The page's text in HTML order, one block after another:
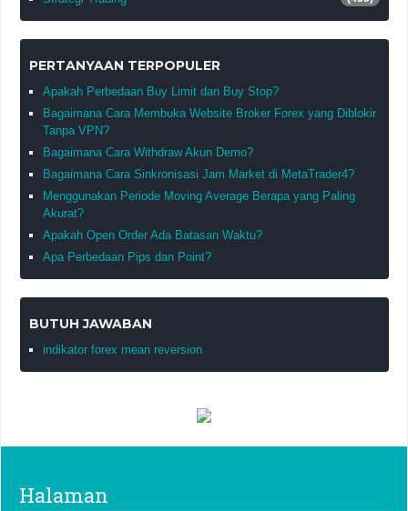
PERTANYAAN TERPOPULER
Apakah Perbedaan Buy Limit dan Buy Stop?
Bagaimana Cara Membuka Website Broker Forex yang Diblokir
Tanpa VPN?
Bagaimana Cara Withdraw Akun Demo?
Bagaimana Cara Sinkronisasi Jam Market di MetaTrader4?
Menggunakan Periode Moving Average Berapa yang Paling
Akurat?
Apakah Open Order Ada Batasan Waktu?
Apa Perbedaan Pips dan Point?
BUTUH JAWABAN
indikator forex mean reversion
Halaman